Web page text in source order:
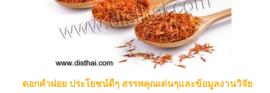
ดอกคำฝอย ประโยชน์ดีๆ สรรพคุณเด่นๆและข้อมูลงานวิจัย